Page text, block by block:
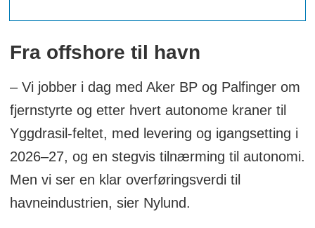
Fra offshore til havn
– Vi jobber i dag med Aker BP og Palfinger om
fjernstyrte og etter hvert autonome kraner til
Yggdrasil-feltet, med levering og igangsetting i
2026–27, og en stegvis tilnærming til autonomi.
Men vi ser en klar overføringsverdi til
havneindustrien, sier Nylund.